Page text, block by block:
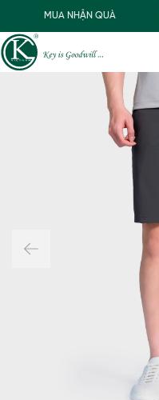
MUA NHẬN QUÀ